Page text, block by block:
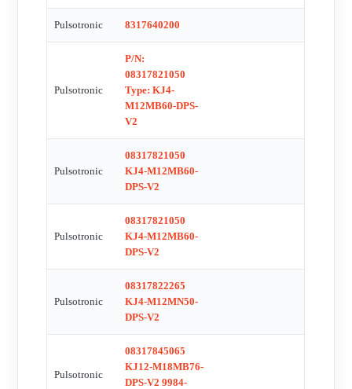
Pulsotronic 8317640200
Pulsotronic
P/N:
08317821050
Type: KJ4-
M12MB60-DPS-
V2
Pulsotronic
08317821050
KJ4-M12MB60-
DPS-V2
Pulsotronic
08317821050
KJ4-M12MB60-
DPS-V2
Pulsotronic
08317822265
KJ4-M12MN50-
DPS-V2
Pulsotronic
08317845065
KJ12-M18MB76-
DPS-V2 9984-